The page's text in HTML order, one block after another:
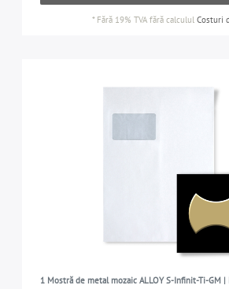
* Fără 19% TVAfără calculul Costuri
1 Mostră de metal mozaic ALLOY S-Infinit-Ti-GM |